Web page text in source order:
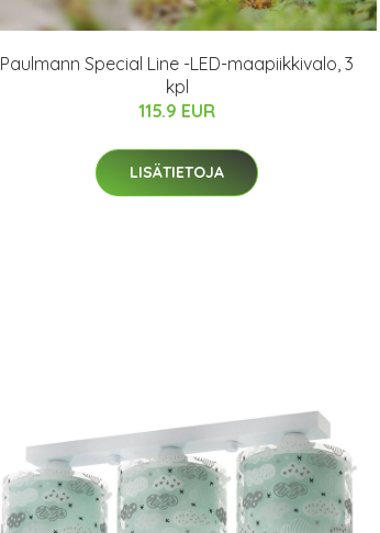
Paulmann Special Line -LED-maapiikkivalo, 3
kpl
115.9 EUR
LISÄTIETOJA